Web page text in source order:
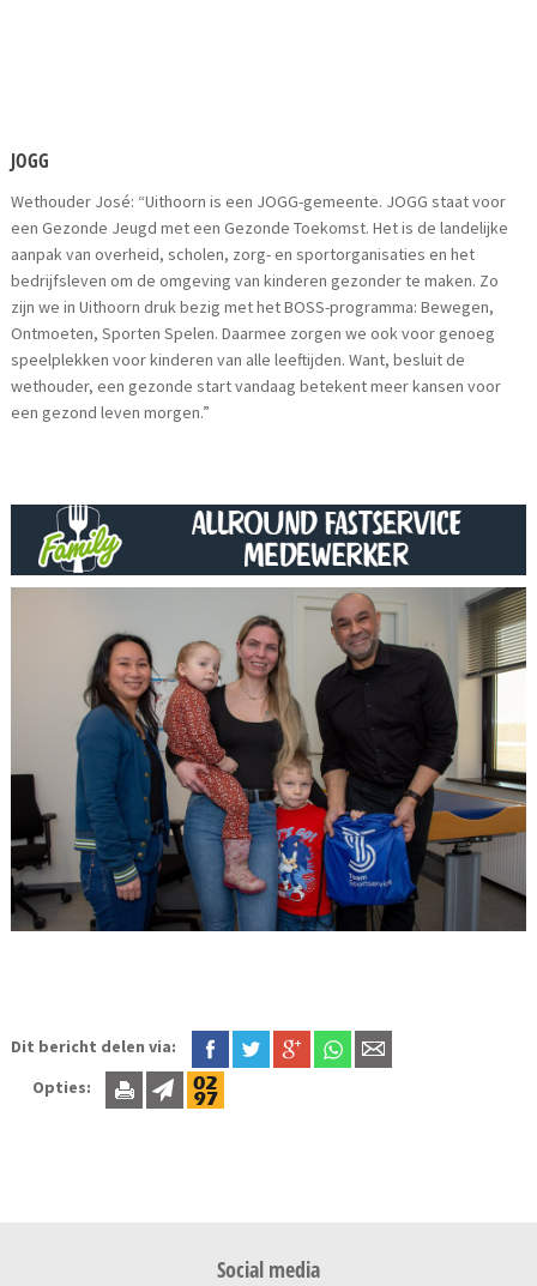
JOGG
Wethouder José: “Uithoorn is een JOGG-gemeente. JOGG staat voor
een Gezonde Jeugd met een Gezonde Toekomst. Het is de landelijke
aanpak van overheid, scholen, zorg- en sportorganisaties en het
bedrijfsleven om de omgeving van kinderen gezonder te maken. Zo
zijn we in Uithoorn druk bezig met het BOSS-programma: Bewegen,
Ontmoeten, Sporten Spelen. Daarmee zorgen we ook voor genoeg
speelplekken voor kinderen van alle leeftijden. Want, besluit de
wethouder, een gezonde start vandaag betekent meer kansen voor
een gezond leven morgen.”
Dit bericht delen via:
Opties:
Social media